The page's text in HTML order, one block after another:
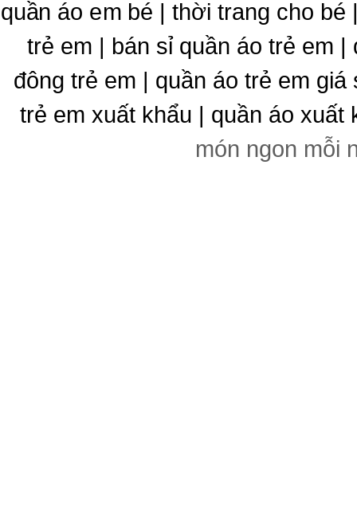
quần áo em bé | thời trang cho
trẻ em | bán sỉ quần áo trẻ em
đông trẻ em | quần áo trẻ em
trẻ em xuất khẩu | quần áo xuất
món ngon mỗi